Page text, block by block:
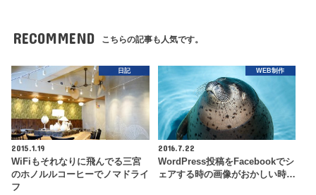
RECOMMEND こちらの記事も人気です。
日記
2015.1.19
WiFiもそれなりに飛んでる三宮
のホノルルコーヒーでノマドライ
フ
WEB制作
2016.7.22
WordPress投稿をFacebookでシ
ェアする時の画像がおかしい時…